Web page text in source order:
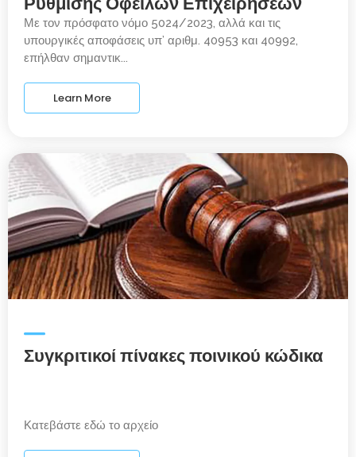
Με τον πρόσφατο νόμο 5024/2023, αλλά και τις
υπουργικές αποφάσεις υπ’ αριθμ. 40953 και 40992,
επήλθαν σημαντικ...
Learn More
Συγκριτικοί πίνακες ποινικού κώδικα
Κατεβάστε εδώ το αρχείο